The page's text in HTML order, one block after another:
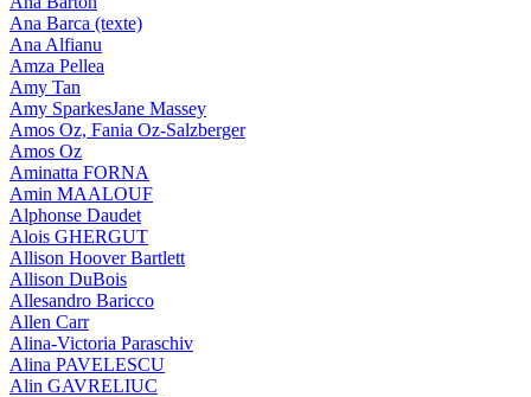
Ana Barca (texte)
Ana Alfianu
Amza Pellea
Amy Tan
Amy SparkesJane Massey
Amos Oz, Fania Oz-Salzberger
Amos Oz
Aminatta FORNA
Amin MAALOUF
Alphonse Daudet
Alois GHERGUT
Allison Hoover Bartlett
Allison DuBois
Allesandro Baricco
Allen Carr
Alina-Victoria Paraschiv
Alina PAVELESCU
Alin GAVRELIUC